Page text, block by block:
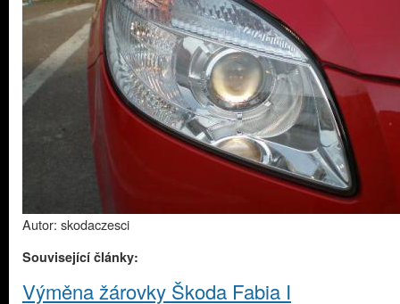
Autor: skodaczesci
Související články:
Výměna žárovky Škoda Fabia I